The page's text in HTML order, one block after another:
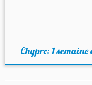
Chypre: 1